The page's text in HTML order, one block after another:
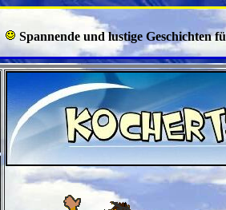
Spannende und lustige Geschichten